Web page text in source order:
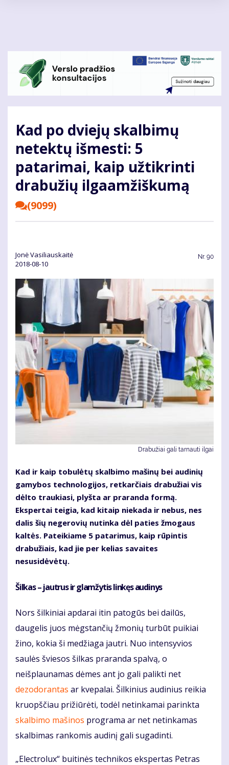
Kad po dviejų skalbimų
netektų išmesti: 5
patarimai, kaip užtikrinti
drabužių ilgaamžiškumą
(9099)
Jonė Vasiliauskaitė
2018-08-10
Nr. 90
Drabužiai gali tarnauti ilgai
Kad ir kaip tobulėtų skalbimo mašinų bei audinių
gamybos technologijos, retkarčiais drabužiai vis
dėlto traukiasi, plyšta ar praranda formą.
Ekspertai teigia, kad kitaip niekada ir nebus, nes
dalis šių negerovių nutinka dėl paties žmogaus
kaltės. Pateikiame 5 patarimus, kaip rūpintis
drabužiais, kad jie per kelias savaites
nesusidėvėtų.
Šilkas – jautrus ir glamžytis linkęs audinys
Nors šilkiniai apdarai itin patogūs bei dailūs,
daugelis juos mėgstančių žmonių turbūt puikiai
žino, kokia ši medžiaga jautri. Nuo intensyvios
saulės šviesos šilkas praranda spalvą, o
neišplaunamas dėmes ant jo gali palikti net
dezodorantas ar kvepalai. Šilkinius audinius reikia
kruopščiau prižiūrėti, todėl netinkamai parinkta
skalbimo mašinos programa ar net netinkamas
skalbimas rankomis audinį gali sugadinti.
„Electrolux“ buitinės technikos ekspertas Petras